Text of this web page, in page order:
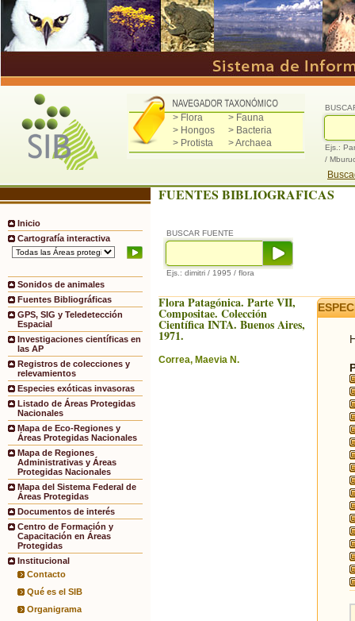
> Flora
> Fauna
> Hongos
> Bacteria
> Protista
> Archaea
Ejs.:
/
Inicio
Cartografía interactiva
Sonidos de animales
Fuentes Bibliográficas
GPS, SIG y Teledetección
Espacial
Investigaciones científicas en
las AP
Registros de colecciones y
relevamientos
Especies exóticas invasoras
Listado de Áreas Protegidas
Nacionales
Mapa de Eco-Regiones y
Áreas Protegidas Nacionales
Mapa de Regiones
Administrativas y Áreas
Protegidas Nacionales
Mapa del Sistema Federal de
Áreas Protegidas
Documentos de interés
Centro de Formación y
Capacitación en Áreas
Protegidas
Institucional
Contacto
Qué es el SIB
Organigrama
FUENTES BIBLIOGRAFICAS
BUSCAR FUENTE
Ejs.: dimitri / 1995 / flora
Flora Patagónica. Parte VII,
Compositae. Colección
Científica INTA. Buenos Aires,
1971.
Correa, Maevia N.